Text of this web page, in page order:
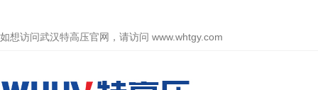
如想访问武汉特高压官网，请访问 www.whtgy.com